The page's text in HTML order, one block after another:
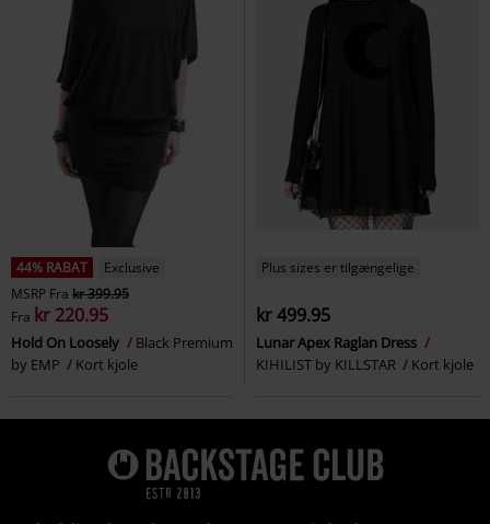
44% RABAT
Exclusive
MSRP Fra kr 399.95
Fra kr 220.95
Hold On Loosely
Black Premium
by EMP
Kort kjole
Plus sizes er tilgængelige
kr 499.95
Lunar Apex Raglan Dress
KIHILIST by KILLSTAR
Kort kjole